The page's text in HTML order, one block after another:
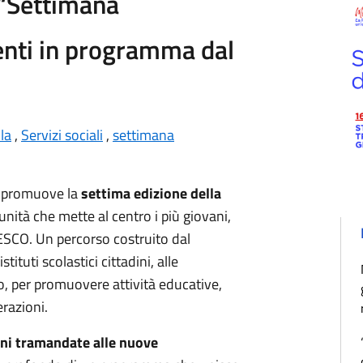
in programma dal
, Servizi sociali ,settimana
lasettima edizione della
che mette al centro i più giovani,
Un percorso costruito dal
scolastici cittadini, alle
per promuovere attività educative,
tramandate alle nuove